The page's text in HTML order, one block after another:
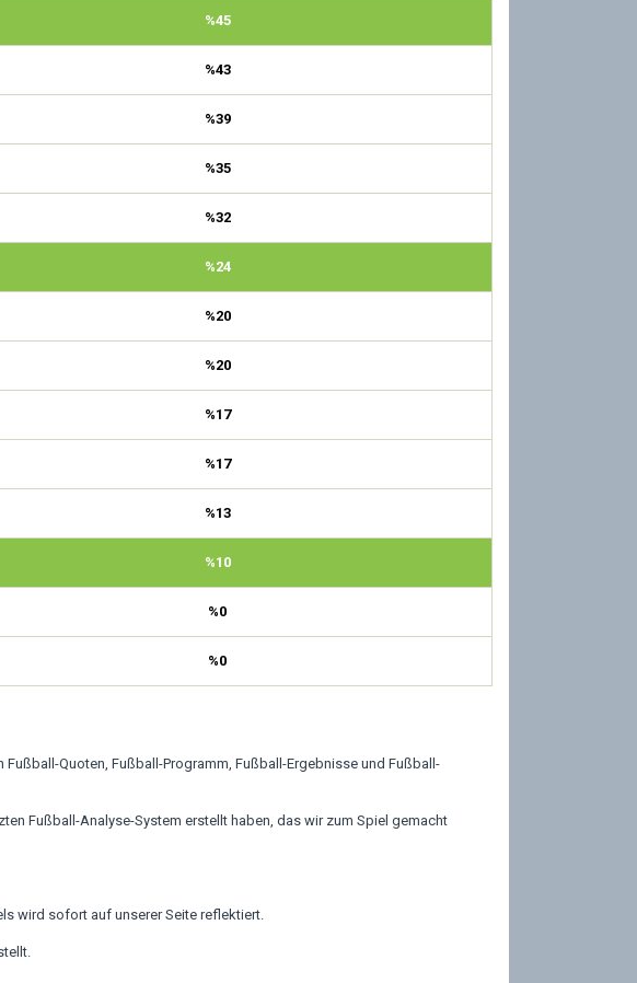
%45
%43
%39
%35
%32
%24
%20
%20
%17
%17
%13
%10
%0
%0
Quoten, Fußball-Programm, Fußball-Ergebnisse und Fußball-
Fußball-Analyse-System erstellt haben, das wir zum Spiel gemacht
wird sofort auf unserer Seite reflektiert.